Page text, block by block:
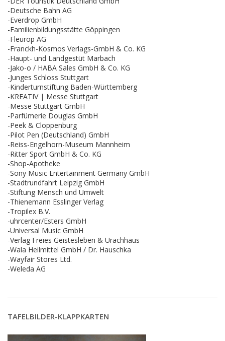
-Deutsche Bahn AG
-Everdrop GmbH
-Familienbildungsstätte Göppingen
-Fleurop AG
-Franckh-Kosmos Verlags-GmbH & Co. KG
-Haupt- und Landgestüt Marbach
-Jako-o / HABA Sales GmbH & Co. KG
-Junges Schloss Stuttgart
-Kinderturnstiftung Baden-Württemberg
-KREATIV | Messe Stuttgart
-Messe Stuttgart GmbH
-Parfümerie Douglas GmbH
-Peek & Cloppenburg
-Pilot Pen (Deutschland) GmbH
-Reiss-Engelhorn-Museum Mannheim
-Ritter Sport GmbH & Co. KG
-Shop-Apotheke
-Sony Music Entertainment Germany GmbH
-Stadtrundfahrt Leipzig GmbH
-Stiftung Mensch und Umwelt
-Thienemann Esslinger Verlag
-Tropilex B.V.
-uhrcenter/Esters GmbH
-Universal Music GmbH
-Verlag Freies Geistesleben & Urachhaus
-Wala Heilmittel GmbH / Dr. Hauschka
-Wayfair Stores Ltd.
-Weleda AG
TAFELBILDER-KLAPPKARTEN